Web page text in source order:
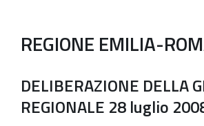
REGIONE EMILIA-
DELIBERAZIONE DELLA
REGIONALE 28 luglio